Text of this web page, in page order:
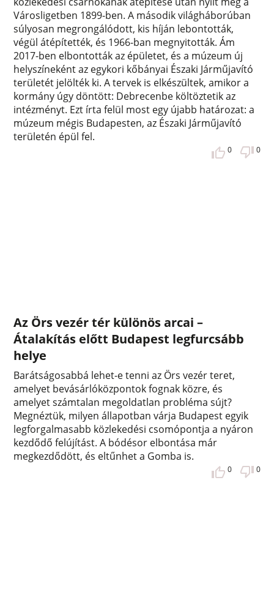
Városligetben 1899-ben. A második világháborúban
súlyosan megrongálódott, kis híján lebontották,
végül átépítették, és 1966-ban megnyitották. Ám
2017-ben elbontották az épületet, és a múzeum új
helyszíneként az egykori kőbányai Északi Járműjavító
területét jelölték ki. A tervek is elkészültek, amikor a
kormány úgy döntött: Debrecenbe költöztetik az
intézményt. Ezt írta felül most egy újabb határozat: a
múzeum mégis Budapesten, az Északi Járműjavító
területén épül fel.
0 0
Az Örs vezér tér különös arcai –
Átalakítás előtt Budapest legfurcsább
helye
Barátságosabbá lehet-e tenni az Örs vezér teret,
amelyet bevásárlóközpontok fognak közre, és
amelyet számtalan megoldatlan probléma sújt?
Megnéztük, milyen állapotban várja Budapest egyik
legforgalmasabb közlekedési csomópontja a nyáron
kezdődő felújítást. A bódésor elbontása már
megkezdődött, és eltűnhet a Gomba is.
0 0